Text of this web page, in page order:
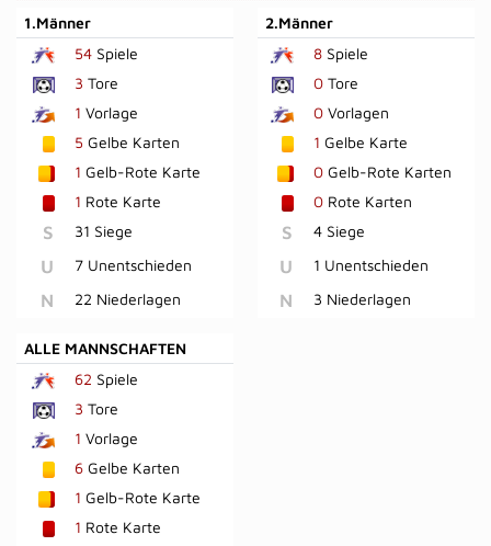
1.Männer
54 Spiele
3 Tore
1 Vorlage
5 Gelbe Karten
1 Gelb-Rote Karte
1 Rote Karte
S 31 Siege
U 7 Unentschieden
N 22 Niederlagen
2.Männer
8Spiele
0Tore
0Vorlagen
1 Gelbe Karte
0Gelb-Rote Karten
0Rote Karten
S 4 Siege
U 1 Unentschieden
N 3 Niederlagen
ALLE MANNSCHAFTEN
62 Spiele
3 Tore
1 Vorlage
6 Gelbe Karten
1 Gelb-Rote Karte
1 Rote Karte